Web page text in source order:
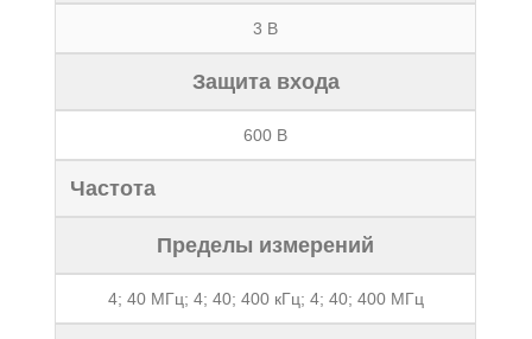
3 В
Защита входа
600 В
Частота
Пределы измерений
4; 40 МГц; 4; 40; 400 кГц; 4; 40; 400 МГц